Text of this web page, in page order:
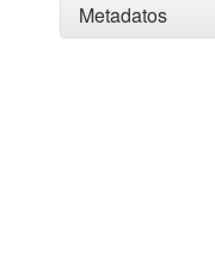
Metadatos